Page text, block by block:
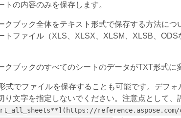
の内容のみを保存します。
クブック全体をテキスト形式で保存する方法に
トファイル（XLS、XLSX、XLSM、XLSB、
クブックのすべてのシートのデータがTXT形式に
式でファイルを保存することも可能です。デフ
り文字を指定しないでください。注意点として、